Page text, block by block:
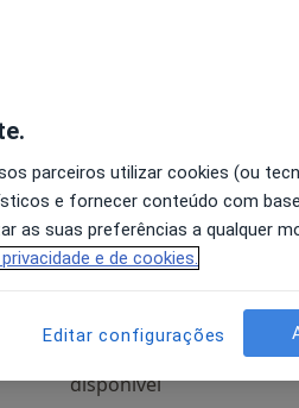
Amanhã
9 Ago
Segunda-feira
10 Ago
online não está
disponível
parceiros utilizar cookies (ou
e fornecer conteúdo com
as suas preferências a qualquer
e de cookies.
Editar configurações